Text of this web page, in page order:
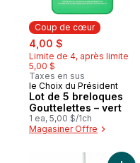
Coup de cœur
sale:
4,00 $
Limite de 4, après limite
5,00 $
Taxes en sus
Coup de cœur
le Choix du Président
Lot de 5 breloques
Gouttelettes – vert
1 ea, 5,00 $/1ch
Magasiner Offre